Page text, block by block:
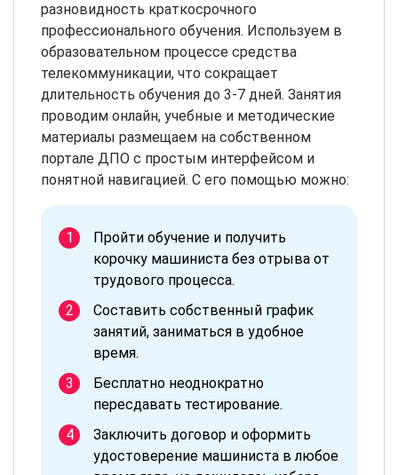
разновидность краткосрочного
профессионального обучения. Используем в
образовательном процессе средства
телекоммуникации, что сокращает
длительность обучения до 3-7 дней. Занятия
проводим онлайн, учебные и методические
материалы размещаем на собственном
портале ДПО с простым интерфейсом и
понятной навигацией. С его помощью можно:
Пройти обучение и получить
корочку машиниста без отрыва от
трудового процесса.
Составить собственный график
занятий, заниматься в удобное
время.
Бесплатно неоднократно
пересдавать тестирование.
Заключить договор и оформить
удостоверение машиниста в любое